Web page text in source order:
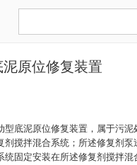
原位修复装置
型底泥原位修复装置，属于污
剂搅拌混合系统；所述修复剂
统固定安装在所述修复剂搅拌